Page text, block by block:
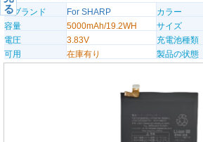
る
のブランド
For SHARP カラー
容量
5000mAh/19.2WH サイズ
電圧
3.83V 充電池種類
可用
在庫有り 製品の状態